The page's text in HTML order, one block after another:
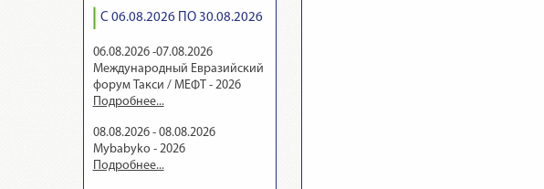
С 06.08.2026 ПО 30.08.2026
06.08.2026 -07.08.2026
Международный Евразийский
форум Такси / МЕФТ - 2026
Подробнее...
08.08.2026 - 08.08.2026
Mybabyko - 2026
Подробнее...